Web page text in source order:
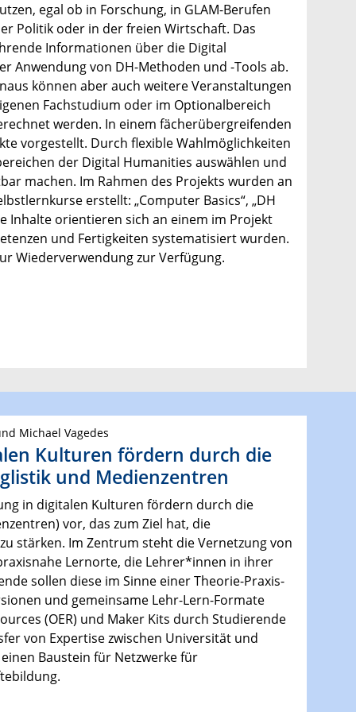
egal ob in Forschung, in GLAM-Berufen
Politik oder in der freien Wirtschaft. Das
Informationen über die Digital
Anwendung von DH-Methoden und -Tools ab.
können aber auch weitere Veranstaltungen
Fachstudium oder im Optionalbereich
werden. In einem fächerübergreifenden
vorgestellt. Durch flexible Wahlmöglichkeiten
der Digital Humanities auswählen und
machen. Im Rahmen des Projekts wurden an
erstellt: „Computer Basics“, „DH
Inhalte orientieren sich an einem im Projekt
und Fertigkeiten systematisiert wurden.
Wiederverwendung zur Verfügung.
Michael Vagedes
Kulturen fördern durch die
und Medienzentren
in digitalen Kulturen fördern durch die
vor, das zum Ziel hat, die
stärken. Im Zentrum steht die Vernetzung von
Lernorte, die Lehrer*innen in ihrer
sollen diese im Sinne einer Theorie-Praxis-
und gemeinsame Lehr-Lern-Formate
(OER) und Maker Kits durch Studierende
von Expertise zwischen Universität und
Baustein für Netzwerke für